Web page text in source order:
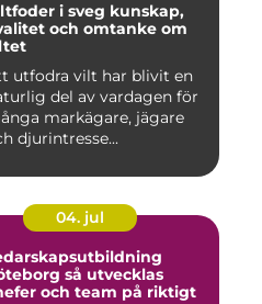
i sveg kunskap,
och omtanke om
utfodra vilt har blivit en
del av vardagen för
markägare, jägare
djurintresse...
04. jul
så utvecklas
och team på riktigt